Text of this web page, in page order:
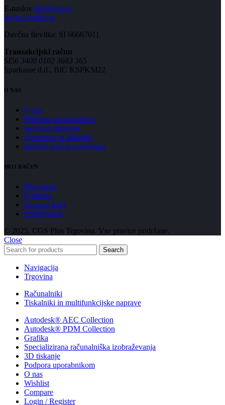
E-naslov info@cgs.si
www.cgsplus.si
Davčna številka: SI 66667011
Transakcijski račun
SI56 3400 0102 3683 365
Sparkasse d.d., BIC KSPKSI22
O NAS
O nas
Podpora uporabnikom
Servisni zahtevek
Zasebnost in piškotki
Splošni pogoji poslovanja
MOJ RAČUN
Moj račun
Košarica
Seznam želja
Primerjalnik
© 2025, CGS Plus Trgovina. Vse pravice pridržane.
Close
Search
Navigacija
Trgovina
Računalniki
Tiskalniki in multifunkcijske naprave
Autodesk® AEC Collection
Autodesk® PDM Collection
Grafika
Specializirana računalniška izobraževanja
3D tiskanje
Podpora uporabnikom
O nas
Wishlist
Compare
Login / Register